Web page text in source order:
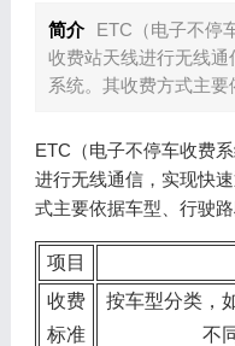
简介
ETC（电子不停
收费站天线进行无线
系统。其收费方式主
ETC（电子不停车收费
进行无线通信，实现快
式主要依据车型、行驶路
项目
收费
标准
按车型分类，
不